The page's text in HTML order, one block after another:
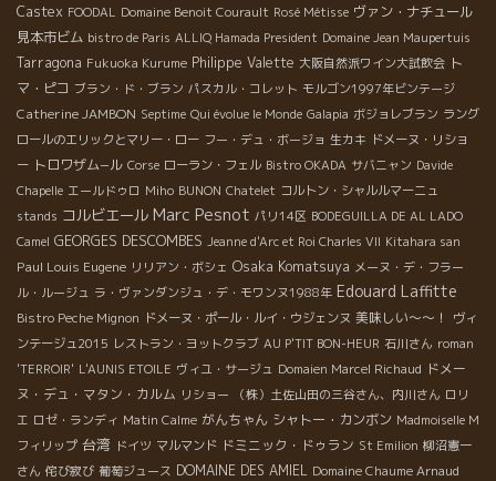
Castex FOODAL Domaine Benoit Courault Rosé Métisse ヴァン・ナチュール
見本市ビム bistro de Paris ALLIQ Hamada President Domaine Jean Maupertuis
Tarragona Fukuoka Kurume Philippe Valette 大阪自然派ワイン大試飲会 ト
マ・ピコ ブラン・ド・ブラン パスカル・コレット モルゴン1997年ビンテージ
Catherine JAMBON Septime Qui évolue le Monde Galapia ボジョレブラン ラング
ロールのエリックとマリー・ロー フー・デュ・ボージョ 生カキ ドメーヌ・リショ
ー トロワザム−ル Corse ローラン・フェル Bistro OKADA サバニャン Davide
Chapelle エールドゥロ Miho BUNON Chatelet コルトン・シャルルマーニュ
stands コルビエール Marc Pesnot パリ14区 BODEGUILLA DE AL LADO
Camel GEORGES DESCOMBES Jeanne d'Arc et Roi Charles VII Kitahara san
Paul Louis Eugene リリアン・ボシェ Osaka Komatsuya メーヌ・デ・フラー
ル・ルージュ ラ・ヴァンダンジュ・デ・モワンヌ1988年 Edouard Laffitte
Bistro Peche Mignon ドメーヌ・ポール・ルイ・ウジェンヌ 美味しい～～！
ヴィ
ンテージュ2015 レストラン・ヨットクラブ AU P'TIT BON-HEUR 石川さん roman
'TERROIR' L'AUNIS ETOILE ヴィユ・サージュ Domaien Marcel Richaud ドメー
ヌ・デュ・マタン・カルム リショー （株）土佐山田の三谷さん、内川さん ロリ
エ ロゼ・ランディ Matin Calme がんちゃん シャトー・カンボン Madmoiselle M
フィリップ 台湾 ドイツ マルマンド ドミニック・ドゥラン St Emilion 柳沼憲一
さん 侘び寂び 葡萄ジュース DOMAINE DES AMIEL Domaine Chaume Arnaud